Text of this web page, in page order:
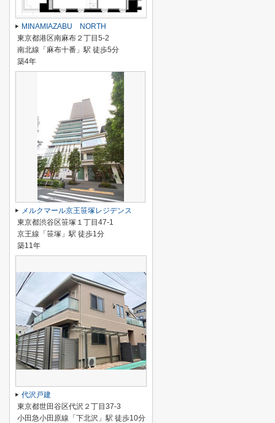
MINAMIAZABU NORTH
東京都港区南麻布２丁目5-2
南北線「麻布十番」駅 徒歩5分
築4年
メルクマール京王笹塚レジデンス
東京都渋谷区笹塚１丁目47-1
京王線「笹塚」駅 徒歩1分
築11年
代沢戸建
東京都世田谷区代沢２丁目37-3
小田急小田原線「下北沢」駅 徒歩10分